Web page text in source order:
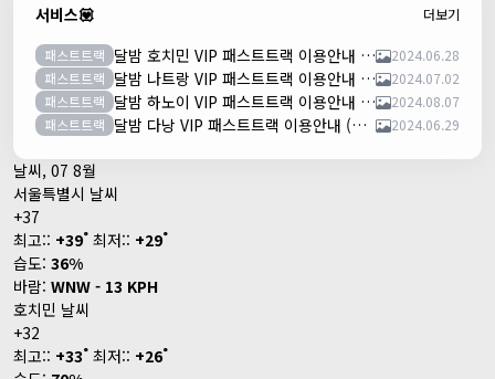
서비스💟 더보기
패스트트랙 달밤 호치민 VIP 패스트트랙 이용안내 (떤션넛공항)
2024.06.28
패스트트랙
달밤 나트랑 VIP 패스트트랙 이용안내 (깜란공항)
2024.07.02
패스트트랙
달밤 하노이 VIP 패스트트랙 이용안내 (노이바이공항)
2024.08.07
패스트트랙
달밤 다낭 VIP 패스트트랙 이용안내 (다낭국제공항) 2024.06.29
날씨, 07 8월
서울특별시 날씨
+37
최고:: +39° 최저:: +29°
습도: 36%
바람: WNW - 13 KPH
호치민 날씨
+32
최고:: +33° 최저:: +26°